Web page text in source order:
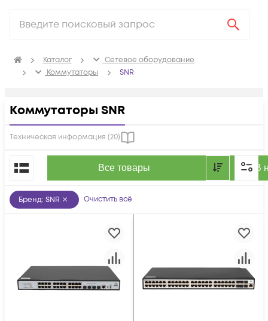
Каталог
Сетевое оборудование
Коммутаторы
SNR
Коммутаторы SNR
Техническая информация (20)
Все товары В
По популярности
Бренд: SNR Очистить всё